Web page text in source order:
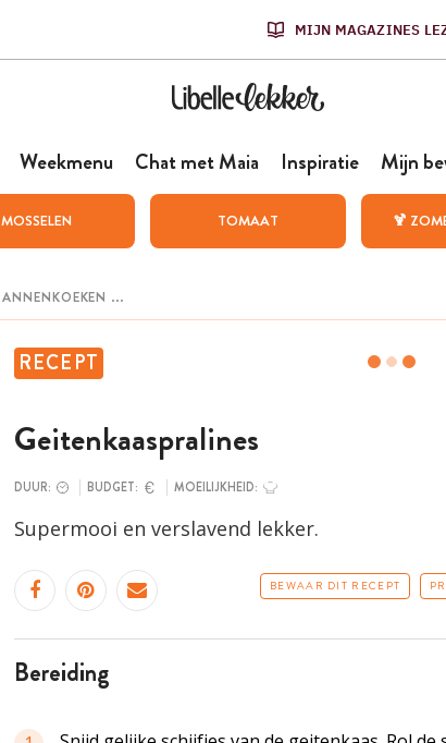
MIJN MAGAZINES
Weekmenu Chat met Maia Inspiratie Mijn
MOSSELEN TOMAAT 🍹
RECEPT
Geitenkaaspralines
DUUR: BUDGET: MOEILIJKHEID:
Supermooi en verslavend lekker.
BEWAAR DIT RECEPT
bereiding